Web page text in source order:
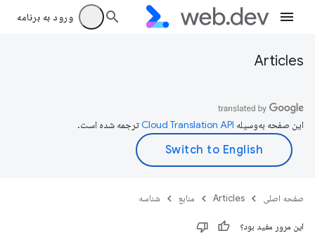
ورود به برنامه
Articles
این صفحه به‌وسیله ترجمه شده است.
صفحه اصلی Articles منابع شناسه
این مرور مفید بود؟